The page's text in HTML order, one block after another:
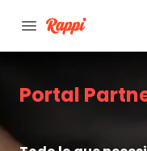
Portal